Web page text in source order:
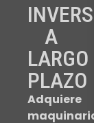
A
LARGO
PLAZO
Adquiere